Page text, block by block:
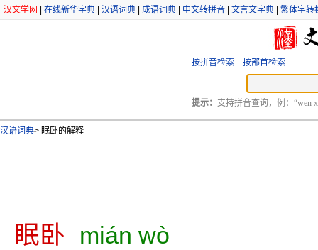
汉文学网 在线新华字典 汉语词典 成语词典 中文转拼音 文言文字典 繁体字转
按拼音检索 按部首检索
提示： 支持拼音查询，例：“wen
汉语词典> 眠卧的解释
眠卧 mián wò